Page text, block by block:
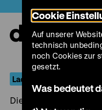
zum
Seiteninhalt
springen
Lachende Erben: DEFA-
Dienstag, 25. April
Cookie
Auf unserer
technisch
noch Cookies zur
gesetzt.
Was bedeutet